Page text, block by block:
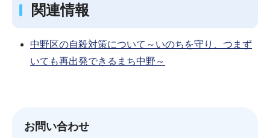
関連情報
中野区の自殺対策について～いのちを守り、つまず
いても再出発できるまち中野～
お問い合わせ